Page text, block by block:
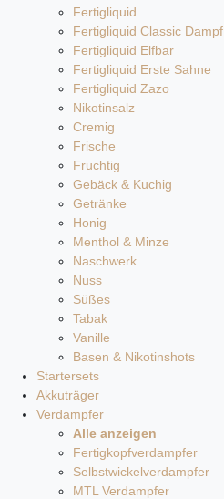
Fertigliquid
Fertigliquid Classic Dampf
Fertigliquid Elfbar
Fertigliquid Erste Sahne
Fertigliquid Zazo
Nikotinsalz
Cremig
Frische
Fruchtig
Gebäck & Kuchig
Getränke
Honig
Menthol & Minze
Naschwerk
Nuss
Süßes
Tabak
Vanille
Basen & Nikotinshots
Startersets
Akkuträger
Verdampfer
Alle anzeigen
Fertigkopfverdampfer
Selbstwickelverdampfer
MTL Verdampfer